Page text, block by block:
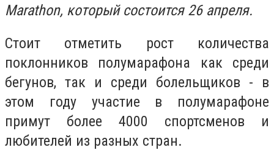
Marathon, который состоится 26 апреля.
Стоит отметить рост количества
поклонников полумарафона как среди
бегунов, так и среди болельщиков - в
этом году участие в полумарафоне
примут более 4000 спортсменов и
любителей из разных стран.